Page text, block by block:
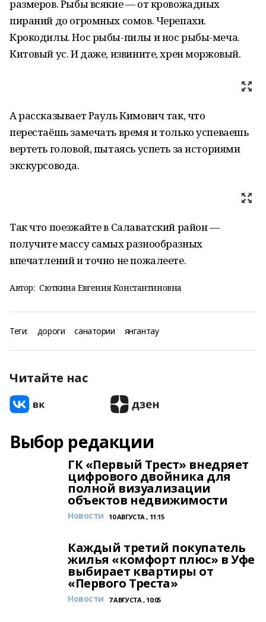
размеров. Рыбы всякие — от кровожадных
пираний до огромных сомов. Черепахи.
Крокодилы. Нос рыбы-пилы и нос рыбы-меча.
Китовый ус. И даже, извините, хрен моржовый.
А рассказывает Рауль Кимович так, что
перестаёшь замечать время и только успеваешь
вертеть головой, пытаясь успеть за историями
экскурсовода.
Так что поезжайте в Салаватский район —
получите массу самых разнообразных
впечатлений и точно не пожалеете.
Автор: Сюткина Евгения Константиновна
Теги: дороги санатории янгантау
Читайте нас
Выбор редакции
ГК «Первый Трест» внедряет
цифрового двойника для
полной визуализации
объектов недвижимости
Новости 10 АВГУСТА , 11:15
Каждый третий покупатель
жилья «комфорт плюс» в Уфе
выбирает квартиры от
«Первого Треста»
Новости 7 АВГУСТА , 10:05